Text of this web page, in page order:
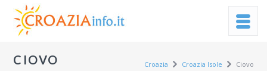
CIOVO Croazia Croazia Isole Ciovo